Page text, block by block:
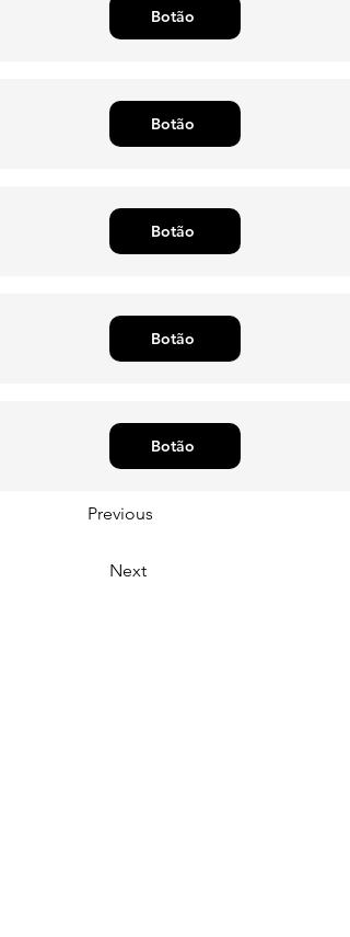
Botão
Botão
Botão
Botão
Botão
Previous
Next